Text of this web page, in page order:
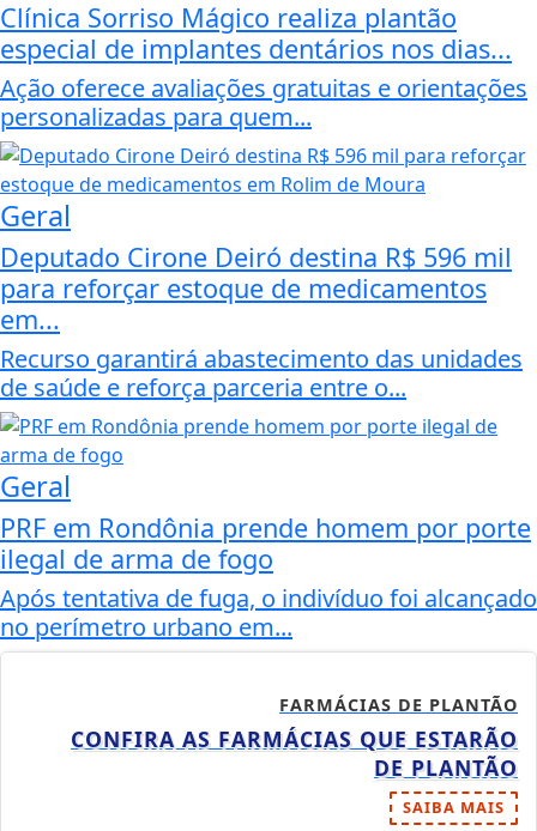
Clínica Sorriso Mágico realiza plantão
especial de implantes dentários nos dias...
Ação oferece avaliações gratuitas e orientações
personalizadas para quem...
Geral
Deputado Cirone Deiró destina R$ 596 mil
para reforçar estoque de medicamentos
em...
Recurso garantirá abastecimento das unidades
de saúde e reforça parceria entre o...
Geral
PRF em Rondônia prende homem por porte
ilegal de arma de fogo
Após tentativa de fuga, o indivíduo foi alcançado
no perímetro urbano em...
FARMÁCIAS DE PLANTÃO
CONFIRA AS FARMÁCIAS QUE ESTARÃO
DE PLANTÃO
SAIBA MAIS